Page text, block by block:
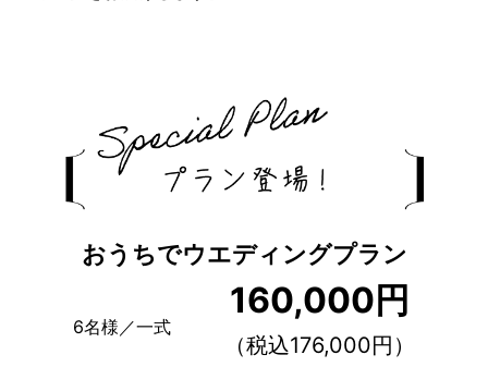
おうちでウエディングプラン
6名様／一式
160,000円
（税込176,000円）